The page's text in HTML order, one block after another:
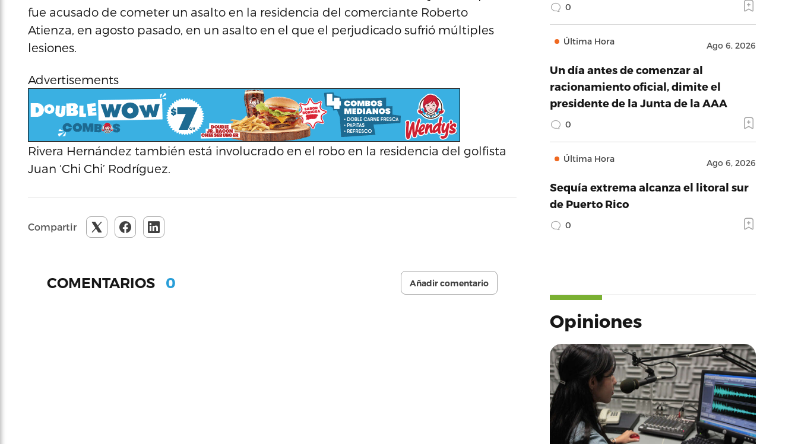
fue acusado de cometer un asalto en la residencia del comerciante Roberto
Atienza, en agosto pasado, en un asalto en el que el perjudicado sufrió múltiples
lesiones.
Advertisements
Rivera Hernández también está involucrado en el robo en la residencia del golfista
Juan ‘Chi Chi’ Rodríguez.
Compartir
COMENTARIOS 0 Añadir comentario
0
Última Hora Ago 6, 2026
Un día antes de comenzar al
racionamiento oficial, dimite el
presidente de la Junta de la AAA
0
Última Hora Ago 6, 2026
Sequía extrema alcanza el litoral sur
de Puerto Rico
0
Opiniones